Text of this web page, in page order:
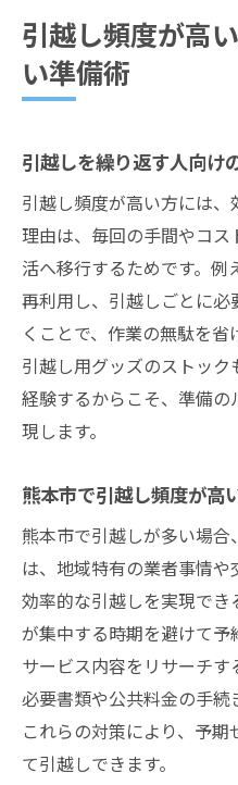
次に生かせる引
転勤や転職で引越し
転勤・転職時の
引越し頻度が多
依頼法
繁忙期を避けた
方法
引越しに伴う不
熊本市でおすす
熊本県熊本市で引越
複数業者の見積
引越し頻度が高
費用節約に役立
ト
引越し費用の内
効率よく引越し
複数回の引越し経験
引越し経験者が
引越し頻度が高
い準備術
引越しを繰り返す人向け
引越し頻度が高い方には、
理由は、毎回の手間やコ
活へ移行するためです。
再利用し、引越しごとに
くことで、作業の無駄を省
引越し用グッズのストッ
経験するからこそ、準備
現します。
熊本市で引越し頻度が高
熊本市で引越しが多い場
は、地域特有の業者事情や
効率的な引越しを実現でき
が集中する時期を避けて
サービス内容をリサーチす
必要書類や公共料金の手続
これらの対策により、予
て引越しできます。